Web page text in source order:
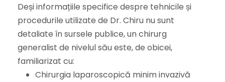
Deși informațiile specifice despre tehnicile și
procedurile utilizate de Dr. Chiru nu sunt
detaliate în sursele publice, un chirurg
generalist de nivelul său este, de obicei,
familiarizat cu:
Chirurgia laparoscopică minim invazivă